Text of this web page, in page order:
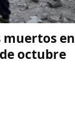
muertos en
octubre